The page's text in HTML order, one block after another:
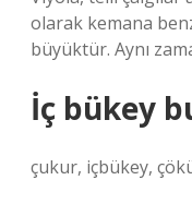
olarak kemana
büyüktür. Aynı
İç bükey
çukur, içbükey,